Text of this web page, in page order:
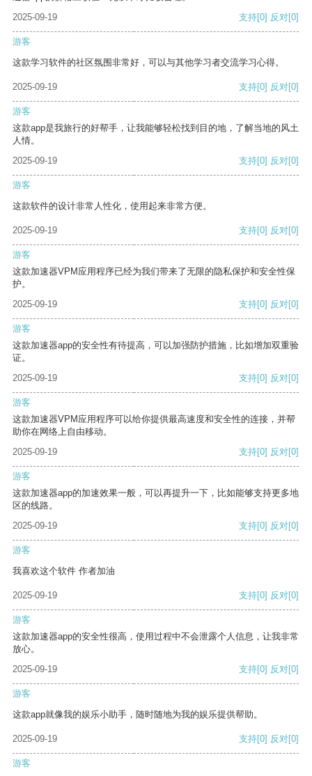
2025-09-19
支持[0] 反对[0]
游客
这款学习软件的社区氛围非常好，可以与其他学习者交流学习心得。
2025-09-19 支持[0] 反对[0]
游客
这款app是我旅行的好帮手，让我能够轻松找到目的地，了解当地的风土
人情。
2025-09-19
支持[0] 反对[0]
游客
这款软件的设计非常人性化，使用起来非常方便。
2025-09-19 支持[0] 反对[0]
游客
这款加速器VPM应用程序已经为我们带来了无限的隐私保护和安全性保
护。
2025-09-19
支持[0] 反对[0]
游客
这款加速器app的安全性有待提高，可以加强防护措施，比如增加双重验
证。
2025-09-19
支持[0] 反对[0]
游客
这款加速器VPM应用程序可以给你提供最高速度和安全性的连接，并帮
助你在网络上自由移动。
2025-09-19
支持[0] 反对[0]
游客
这款加速器app的加速效果一般，可以再提升一下，比如能够支持更多地
区的线路。
2025-09-19
支持[0] 反对[0]
游客
我喜欢这个软件 作者加油
2025-09-19 支持[0] 反对[0]
游客
这款加速器app的安全性很高，使用过程中不会泄露个人信息，让我非常
放心。
2025-09-19
支持[0] 反对[0]
游客
这款app就像我的娱乐小助手，随时随地为我的娱乐提供帮助。
2025-09-19 支持[0] 反对[0]
游客